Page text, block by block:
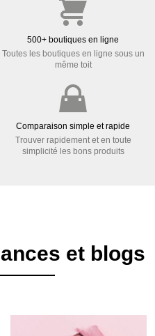
500+ boutiques en ligne
Toutes les boutiques en ligne sous un
même toit
Comparaison simple et rapide
Trouver rapidement et en toute
simplicité les bons produits
et blogs